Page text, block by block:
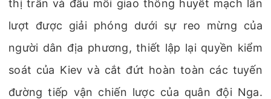
thị trấn và đầu mối giao thông huyết mạch lần
lượt được giải phóng dưới sự reo mừng của
người dân địa phương, thiết lập lại quyền kiểm
soát của Kiev và cắt đứt hoàn toàn các tuyến
đường tiếp vận chiến lược của quân đội Nga.